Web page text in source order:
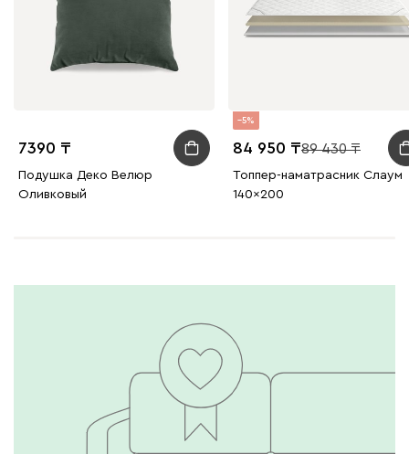
7390
Подушка Деко Велюр
Оливковый
5
84 950 89 430
Топпер-наматрасник Слаум
140x200